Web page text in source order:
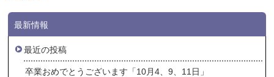
最新情報
最近の投稿
卒業おめでとうございます「10月4、9、11日」